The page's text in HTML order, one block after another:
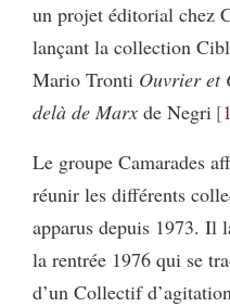
un projet éditorial chez
lançant la collection
Mario Tronti Ouvrier et
delà de Marx de Negri
Le groupe Camarades
réunir les différents
apparus depuis 1973. Il
la rentrée 1976 qui se
d’un Collectif